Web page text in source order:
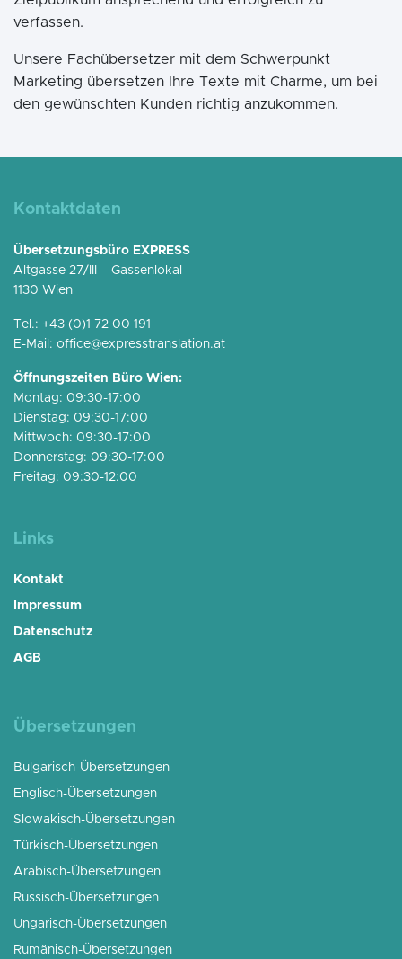
verfassen.
Unsere Fachübersetzer mit dem Schwerpunkt
Marketing übersetzen Ihre Texte mit Charme, um bei
den gewünschten Kunden richtig anzukommen.
Kontaktdaten
Übersetzungsbüro EXPRESS
Altgasse 27/III – Gassenlokal
1130 Wien
Tel.: +43 (0)1 72 00 191
E-Mail: office@expresstranslation.at
Öffnungszeiten Büro Wien:
Montag: 09:30-17:00
Dienstag: 09:30-17:00
Mittwoch: 09:30-17:00
Donnerstag: 09:30-17:00
Freitag: 09:30-12:00
Links
Kontakt
Impressum
Datenschutz
AGB
Übersetzungen
Bulgarisch-Übersetzungen
Englisch-Übersetzungen
Slowakisch-Übersetzungen
Türkisch-Übersetzungen
Arabisch-Übersetzungen
Russisch-Übersetzungen
Ungarisch-Übersetzungen
Rumänisch-Übersetzungen